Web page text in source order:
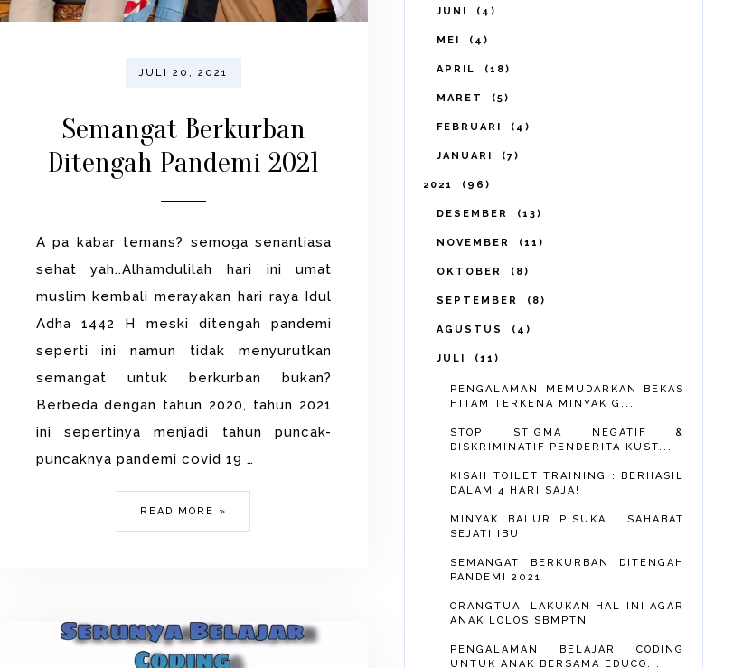
JULI 20, 2021
Semangat Berkurban
Ditengah Pandemi 2021
A pa kabar temans? semoga senantiasa
sehat yah..Alhamdulilah hari ini umat
muslim kembali merayakan hari raya Idul
Adha 1442 H meski ditengah pandemi
seperti ini namun tidak menyurutkan
semangat untuk berkurban bukan?
Berbeda dengan tahun 2020, tahun 2021
ini sepertinya menjadi tahun puncak-
puncaknya pandemi covid 19 …
READ MORE »
JUNI 4
MEI 4
APRIL 18
MARET 5
FEBRUARI 4
JANUARI 7
2021 96
DESEMBER 13
NOVEMBER 11
OKTOBER 8
SEPTEMBER 8
AGUSTUS 4
JULI 11
PENGALAMAN MEMUDARKAN BEKAS
HITAM TERKENA MINYAK G...
STOP STIGMA NEGATIF &
DISKRIMINATIF PENDERITA KUST...
KISAH TOILET TRAINING : BERHASIL
DALAM 4 HARI SAJA!
MINYAK BALUR PISUKA : SAHABAT
SEJATI IBU
SEMANGAT BERKURBAN DITENGAH
PANDEMI 2021
ORANGTUA, LAKUKAN HAL INI AGAR
ANAK LOLOS SBMPTN
PENGALAMAN BELAJAR CODING
UNTUK ANAK BERSAMA EDUCO...